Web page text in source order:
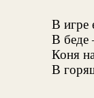
В игре
В беде
Коня
В